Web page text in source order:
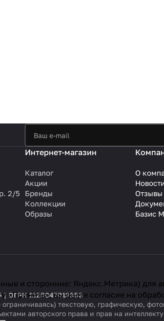
2/5
Интернет-магазин
Каталог
Акции
Бренды
Коллекции
Образы
О
Новости
Отзывы
Базис
ОГРН 1125047012353
текстовую, графическую,
авторского права и прав на
и сторонние: Яндекс.Метрика) для
вы даете согласие на